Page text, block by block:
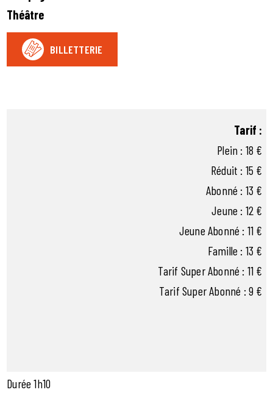
Théâtre
BILLETTERIE
Tarif :
Plein : 18 €
Réduit : 15 €
Abonné : 13 €
Jeune : 12 €
Jeune Abonné : 11 €
Famille : 13 €
Tarif Super Abonné : 11 €
Tarif Super Abonné : 9 €
Durée 1h10